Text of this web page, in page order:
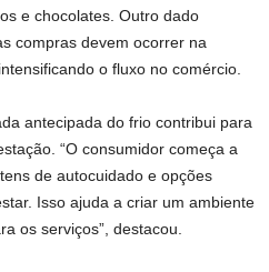
e chocolates. Outro dado
compras devem ocorrer na
o fluxo no comércio.
antecipada do frio contribui para
“O consumidor começa a
de autocuidado e opções
Isso ajuda a criar um ambiente
os serviços”, destacou.